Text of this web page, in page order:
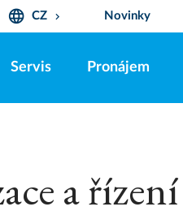
language CZ keyboard_arrow_down Novinky
Servis Pronájem
a řízení